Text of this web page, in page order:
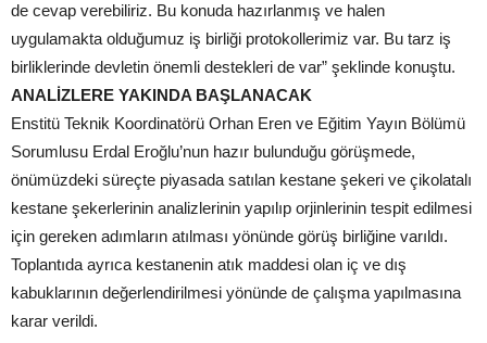
de cevap verebiliriz. Bu konuda hazırlanmış ve halen
uygulamakta olduğumuz iş birliği protokollerimiz var. Bu tarz iş
birliklerinde devletin önemli destekleri de var” şeklinde konuştu.
ANALİZLERE YAKINDA BAŞLANACAK
Enstitü Teknik Koordinatörü Orhan Eren ve Eğitim Yayın Bölümü
Sorumlusu Erdal Eroğlu’nun hazır bulunduğu görüşmede,
önümüzdeki süreçte piyasada satılan kestane şekeri ve çikolatalı
kestane şekerlerinin analizlerinin yapılıp orjinlerinin tespit edilmesi
için gereken adımların atılması yönünde görüş birliğine varıldı.
Toplantıda ayrıca kestanenin atık maddesi olan iç ve dış
kabuklarının değerlendirilmesi yönünde de çalışma yapılmasına
karar verildi.